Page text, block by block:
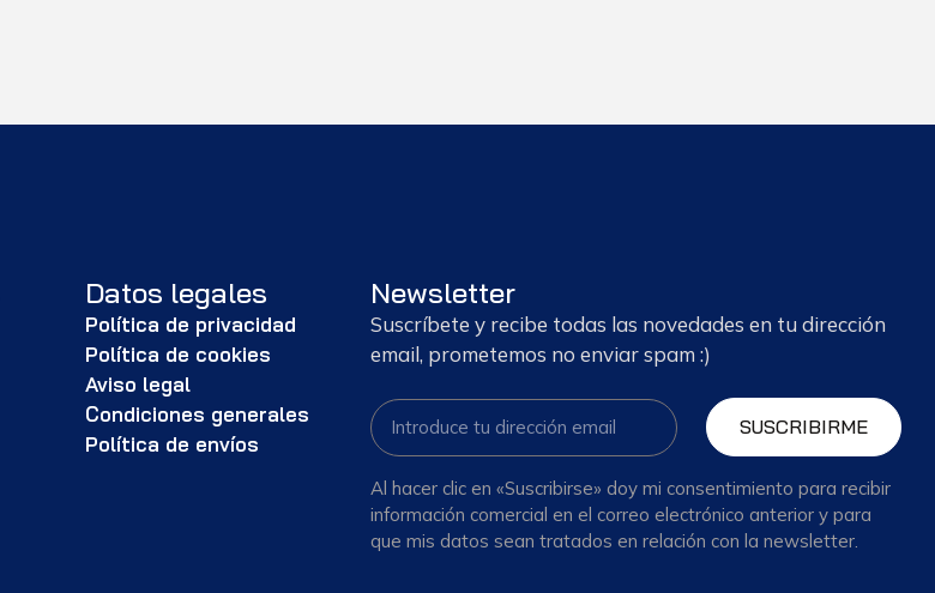
Datos legales
Política de privacidad
Política de cookies
Aviso legal
Condiciones generales
Política de envíos
Newsletter
Suscríbete y recibe todas las novedades en tu dirección
email, prometemos no enviar spam :)
SUSCRIBIRME
Al hacer clic en «Suscribirse» doy mi consentimiento para recibir
información comercial en el correo electrónico anterior y para
que mis datos sean tratados en relación con la newsletter.